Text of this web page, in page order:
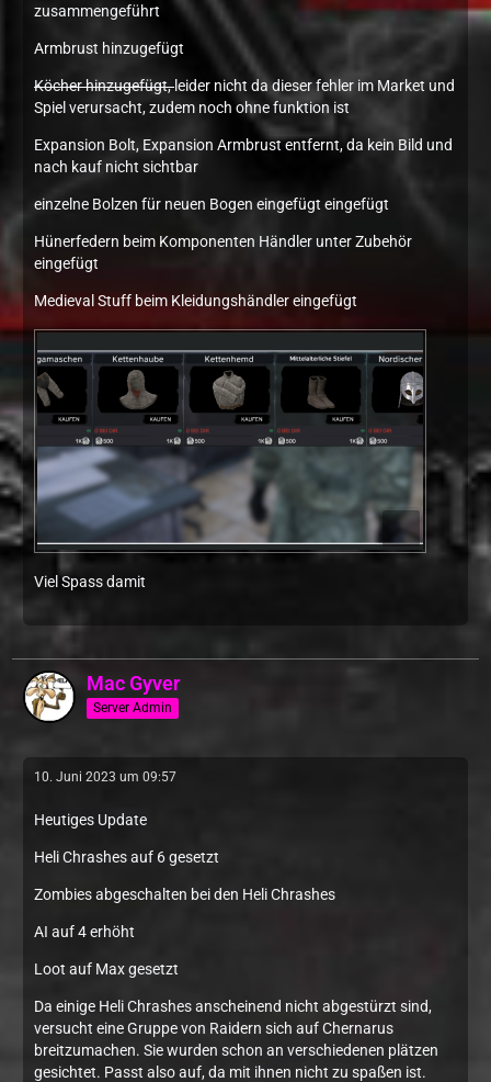
zusammengeführt
Armbrust hinzugefügt
Köcher hinzugefügt,leider nicht da dieser fehler im Market und
Spiel verursacht, zudem noch ohne funktion ist
Expansion Bolt, Expansion Armbrust entfernt, da kein Bild und
nach kauf nicht sichtbar
einzelne Bolzen für neuen Bogen eingefügt eingefügt
Hünerfedern beim Komponenten Händler unter Zubehör
eingefügt
Medieval Stuff beim Kleidungshändler eingefügt
Viel Spass damit
Mac Gyver
Server Admin
10. Juni 2023 um 09:57
Heutiges Update
Heli Chrashes auf 6 gesetzt
Zombies abgeschalten bei den Heli Chrashes
AI auf 4 erhöht
Loot auf Max gesetzt
Da einige Heli Chrashes anscheinend nicht abgestürzt sind,
versucht eine Gruppe von Raidern sich auf Chernarus
breitzumachen. Sie wurden schon an verschiedenen plätzen
gesichtet. Passt also auf, da mit ihnen nicht zu spaßen ist.